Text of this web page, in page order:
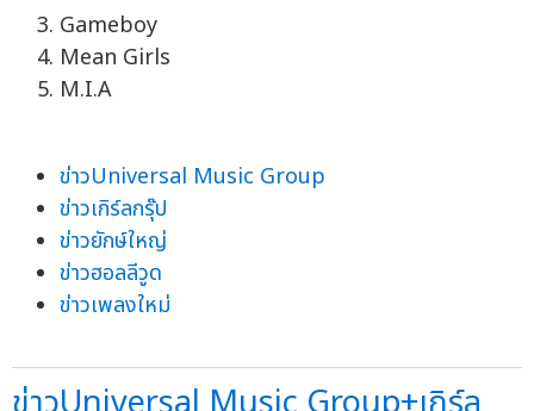
Gameboy
Mean Girls
M.I.A
ข่าวUniversal Music Group
ข่าวเกิร์ลกรุ๊ป
ข่าวยักษ์ใหญ่
ข่าวฮอลลีวูด
ข่าวเพลงใหม่